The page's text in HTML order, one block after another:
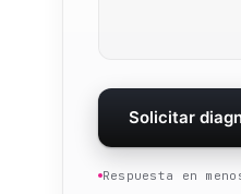
Solicitar
Respuesta en